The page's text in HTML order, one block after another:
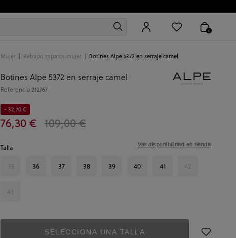
0
Mujer Rebajas zapatos mujer Botines Alpe 5372 en serraje camel
Botines Alpe 5372 en serraje camel
Referencia212767
76,30 € 109,00 €
- 32,70 €
Talla
35 36 37 38 39 40 41 42
43
Ver disponibilidad en tienda
SELECCIONA UNA TALLA